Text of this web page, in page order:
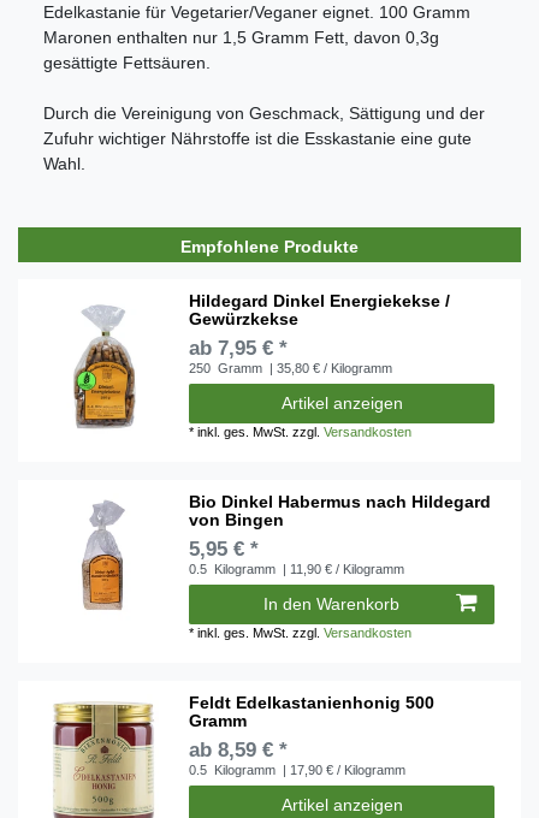
Edelkastanie für Vegetarier/Veganer eignet. 100 Gramm
Maronen enthalten nur 1,5 Gramm Fett, davon 0,3g
gesättigte Fettsäuren.
Durch die Vereinigung von Geschmack, Sättigung und der
Zufuhr wichtiger Nährstoffe ist die Esskastanie eine gute
Wahl.
Empfohlene Produkte
Hildegard Dinkel Energiekekse /
Gewürzkekse
ab 7,95 € *
250 Gramm | 35,80 € / Kilogramm
Artikel anzeigen
*inkl. ges. MwSt. zzgl.Versandkosten
Bio Dinkel Habermus nach Hildegard
von Bingen
5,95 € *
0.5 Kilogramm | 11,90 € / Kilogramm
In den Warenkorb
*inkl. ges. MwSt. zzgl.Versandkosten
Feldt Edelkastanienhonig 500
Gramm
ab 8,59 € *
0.5 Kilogramm | 17,90 € / Kilogramm
Artikel anzeigen